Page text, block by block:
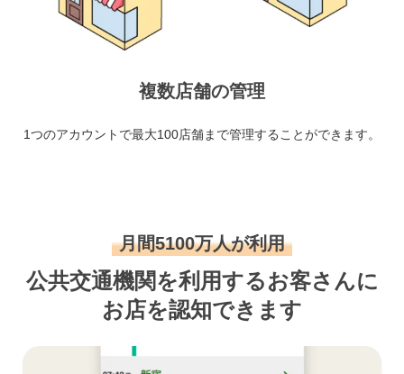
複数店舗の管理
1つのアカウントで最大100店舗まで管理することができます。
月間5100万人が利用
公共交通機関を利用するお客さんに
お店を認知できます